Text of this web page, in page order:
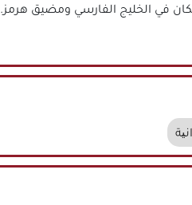
مكان في الخليج الفارسي ومضيق هرمز.